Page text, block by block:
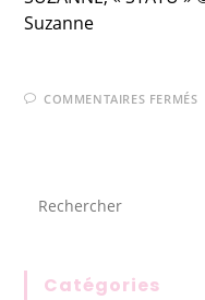
Suzanne
COMMENTAIRES FERMÉS
Catégories